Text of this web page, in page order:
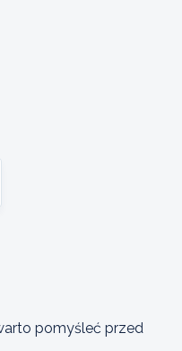
pomyśleć przed